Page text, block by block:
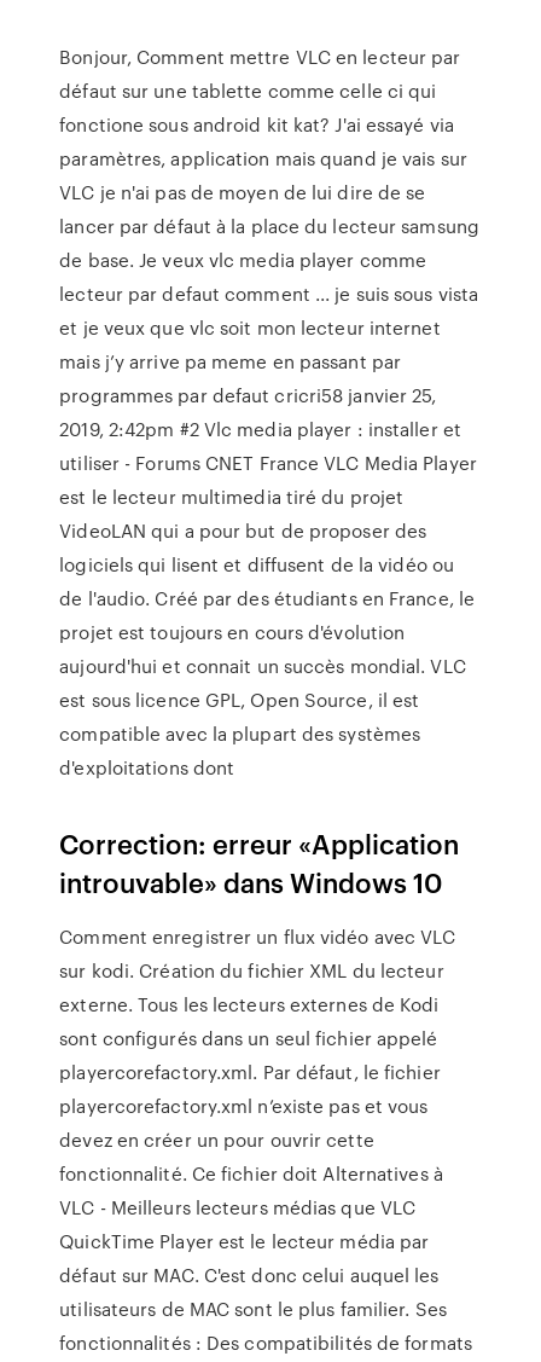
Bonjour, Comment mettre VLC en lecteur par
défaut sur une tablette comme celle ci qui
fonctione sous android kit kat? J'ai essayé via
paramètres, application mais quand je vais sur
VLC je n'ai pas de moyen de lui dire de se
lancer par défaut à la place du lecteur samsung
de base. Je veux vlc media player comme
lecteur par defaut comment ... je suis sous vista
et je veux que vlc soit mon lecteur internet
mais j’y arrive pa meme en passant par
programmes par defaut cricri58 janvier 25,
2019, 2:42pm #2 Vlc media player : installer et
utiliser - Forums CNET France VLC Media Player
est le lecteur multimedia tiré du projet
VideoLAN qui a pour but de proposer des
logiciels qui lisent et diffusent de la vidéo ou
de l'audio. Créé par des étudiants en France, le
projet est toujours en cours d'évolution
aujourd'hui et connait un succès mondial. VLC
est sous licence GPL, Open Source, il est
compatible avec la plupart des systèmes
d'exploitations dont
Correction: erreur «Application
introuvable» dans Windows 10
Comment enregistrer un flux vidéo avec VLC
sur kodi. Création du fichier XML du lecteur
externe. Tous les lecteurs externes de Kodi
sont configurés dans un seul fichier appelé
playercorefactory.xml. Par défaut, le fichier
playercorefactory.xml n’existe pas et vous
devez en créer un pour ouvrir cette
fonctionnalité. Ce fichier doit Alternatives à
VLC - Meilleurs lecteurs médias que VLC
QuickTime Player est le lecteur média par
défaut sur MAC. C'est donc celui auquel les
utilisateurs de MAC sont le plus familier. Ses
fonctionnalités : Des compatibilités de formats